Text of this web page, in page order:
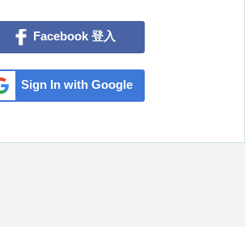
Facebook 登入
Sign In with Google